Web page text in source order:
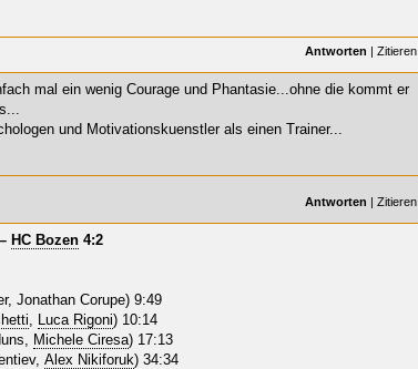
Antworten | Zitieren
mal ein wenig Courage und Phantasie...ohne die kommt er
und Motivationskuenstler als einen Trainer...
Antworten | Zitieren
HC Bozen 4:2
Jonathan Corupe) 9:49
, Luca Rigoni) 10:14
Michele Ciresa) 17:13
Alex Nikiforuk) 34:34